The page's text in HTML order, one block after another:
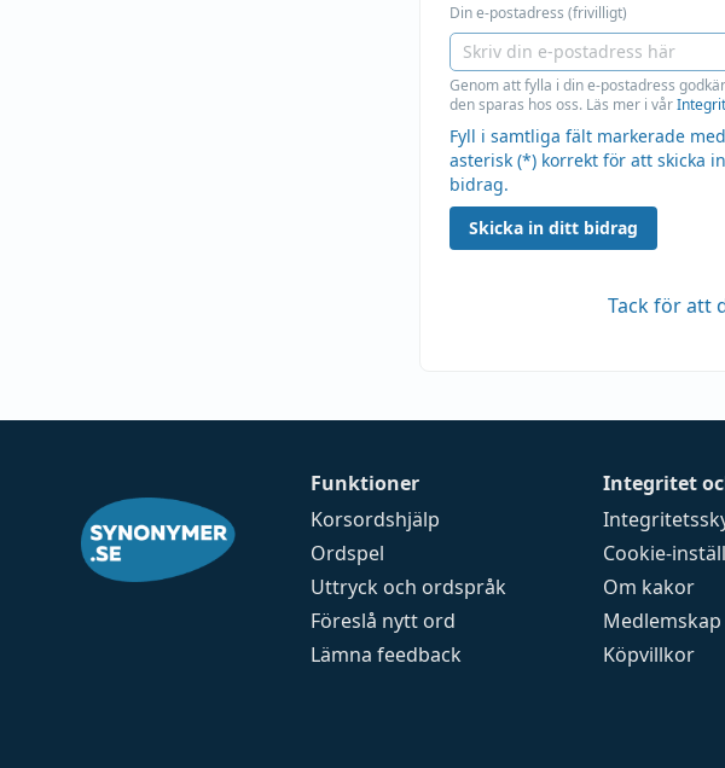
Din e-postadress (frivilligt)
Genom att fylla i din e-postadress
den sparas hos oss. Läs mer i vår
Fyll i samtliga fält markerade
asterisk (*) korrekt för att skicka
bidrag.
Skicka in ditt bidrag
Tack för att
Funktioner
Korsordshjälp
Ordspel
Uttryck och ordspråk
Föreslå nytt ord
Lämna feedback
Integritet
Cookie-
Om kakor
Medlemskap
Köpvillkor